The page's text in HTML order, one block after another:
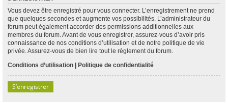
Vous devez être enregistré pour vous connecter. L’enregistrement ne prend
que quelques secondes et augmente vos possibilités. L’administrateur du
forum peut également accorder des permissions additionnelles aux
membres du forum. Avant de vous enregistrer, assurez-vous d’avoir pris
connaissance de nos conditions d’utilisation et de notre politique de vie
privée. Assurez-vous de bien lire tout le règlement du forum.
Conditions d’utilisation | Politique de confidentialité
S’enregistrer